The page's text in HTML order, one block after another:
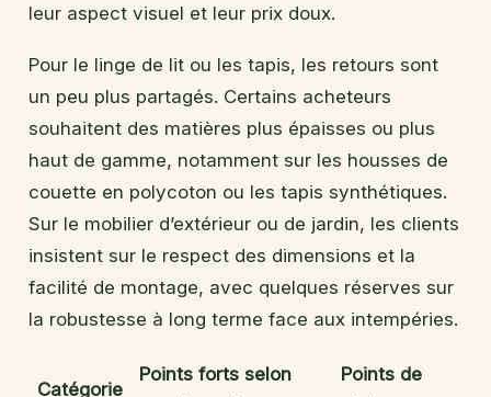
leur aspect visuel et leur prix doux.
Pour le linge de lit ou les tapis, les retours sont
un peu plus partagés. Certains acheteurs
souhaitent des matières plus épaisses ou plus
haut de gamme, notamment sur les housses de
couette en polycoton ou les tapis synthétiques.
Sur le mobilier d’extérieur ou de jardin, les clients
insistent sur le respect des dimensions et la
facilité de montage, avec quelques réserves sur
la robustesse à long terme face aux intempéries.
Catégorie
Points forts selon
Points de